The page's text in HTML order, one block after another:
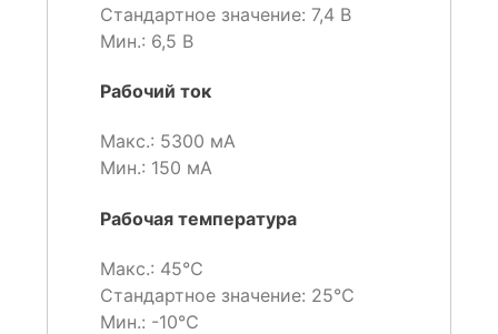
Стандартное значение: 7,4 В
Мин.: 6,5 В
Рабочий ток
Макс.: 5300 мА
Мин.: 150 мА
Рабочая температура
Макс.: 45℃
Стандартное значение: 25℃
Мин.: -10℃